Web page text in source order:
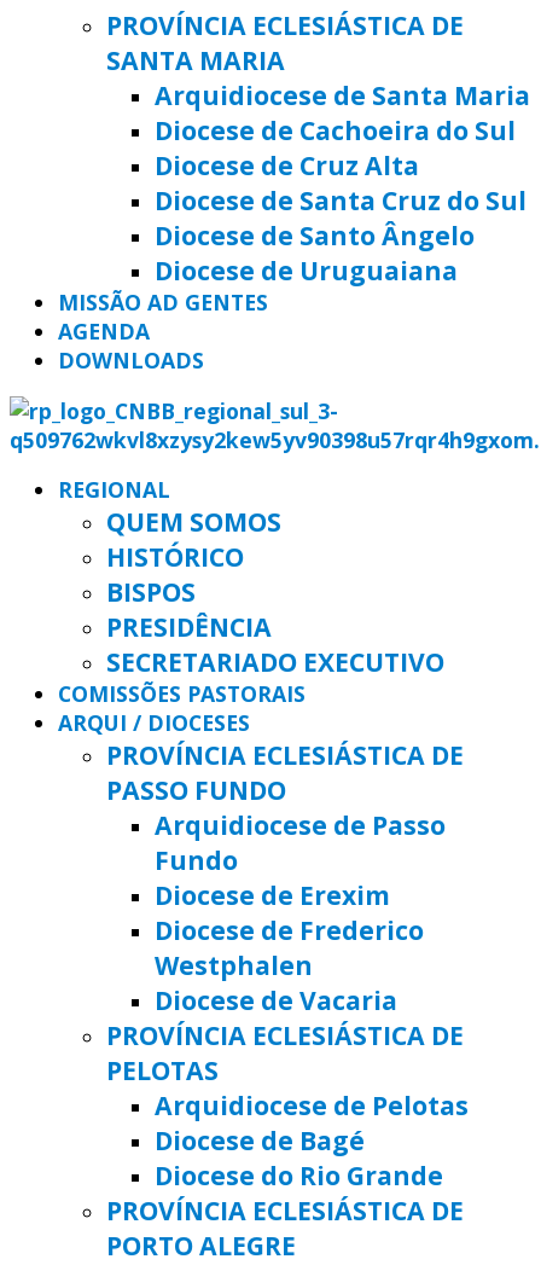
PROVÍNCIA ECLESIÁSTICA DE
SANTA MARIA
Arquidiocese de Santa Maria
Diocese de Cachoeira do Sul
Diocese de Cruz Alta
Diocese de Santa Cruz do Sul
Diocese de Santo Ângelo
Diocese de Uruguaiana
MISSÃO AD GENTES
AGENDA
DOWNLOADS
REGIONAL
QUEM SOMOS
HISTÓRICO
BISPOS
PRESIDÊNCIA
SECRETARIADO EXECUTIVO
COMISSÕES PASTORAIS
ARQUI / DIOCESES
PROVÍNCIA ECLESIÁSTICA DE
PASSO FUNDO
Arquidiocese de Passo
Fundo
Diocese de Erexim
Diocese de Frederico
Westphalen
Diocese de Vacaria
PROVÍNCIA ECLESIÁSTICA DE
PELOTAS
Arquidiocese de Pelotas
Diocese de Bagé
Diocese do Rio Grande
PROVÍNCIA ECLESIÁSTICA DE
PORTO ALEGRE